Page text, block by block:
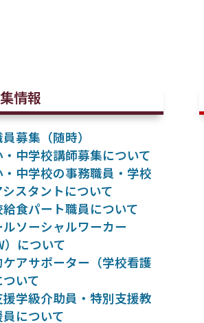
情報
募集（随時）
中学校講師募集について
中学校の事務職員・学校
スタントについて
食パート職員について
ソーシャルワーカー
）について
ケアサポーター（学校看護
いて
学級介助員・特別支援教
について